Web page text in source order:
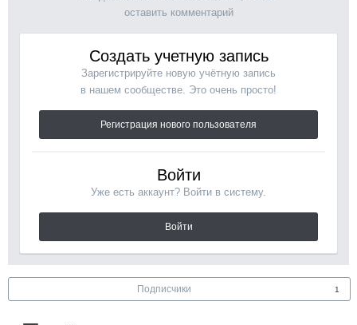
оставить комментарий
Создать учетную запись
Зарегистрируйте новую учётную запись
в нашем сообществе. Это очень просто!
Регистрация нового пользователя
Войти
Уже есть аккаунт? Войти в систему.
Войти
Подписчики 1